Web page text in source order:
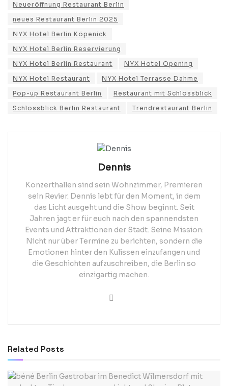
Neueröffnung Restaurant Berlin
neues Restaurant Berlin 2025
NYX Hotel Berlin Köpenick
NYX Hotel Berlin Reservierung
NYX Hotel Berlin Restaurant
NYX Hotel Opening
NYX Hotel Restaurant
NYX Hotel Terrasse Dahme
Pop-up Restaurant Berlin
Restaurant mit Schlossblick
Schlossblick Berlin Restaurant
Trendrestaurant Berlin
Dennis
Konzerthallen sind sein Wohnzimmer, Premieren
sein Revier. Dennis lebt für den Moment, in dem
das Licht ausgeht und die Show beginnt. Seit
Jahren jagt er für euch nach den spannendsten
Events und Attraktionen der Stadt. Seine Mission:
Nicht nur über Termine zu berichten, sondern die
Emotionen hinter den Kulissen einzufangen und
die Geschichten aufzuschreiben, die Berlin so
einzigartig machen.
Related Posts